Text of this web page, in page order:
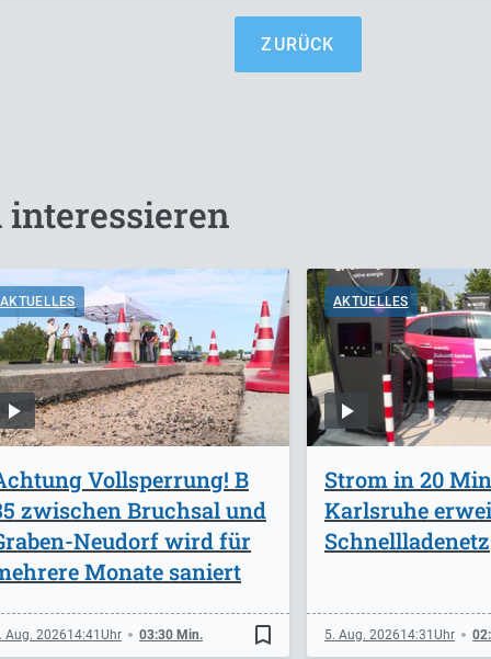
ZURÜCK
interessieren
AKTUELLES
Vollsperrung! B
zwischen Bruchsal und
Neudorf wird für
Monate saniert
Aug. 202614:41 03:30 Min. bookmark_border
AKTUELLES
Strom in 20
Karlsruhe
Schnellladenetz
5. Aug. 202614:31